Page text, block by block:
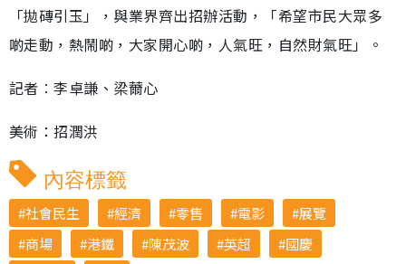
「拋磚引玉」，與業界齊出招辦活動，「希望市民大眾多
啲走動，熱鬧啲，大家開心啲，人氣旺，自然財氣旺」。
記者︰李卓謙、梁薾心
美術：招潤洪
內容標籤
社會民生 經濟 零售 電影
展覽
商場
港鐵 陳茂波 英超
國慶